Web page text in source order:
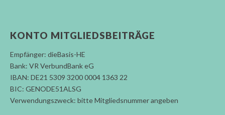
KONTO MITGLIEDSBEITRÄGE
Empfänger: dieBasis-HE
Bank: VR VerbundBank eG
IBAN: DE21 5309 3200 0004 1363 22
BIC: GENODE51ALSG
Verwendungszweck: bitte Mitgliedsnummer angeben